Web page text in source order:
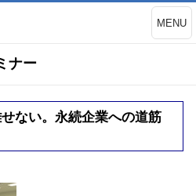
MENU
ナー
せない。永続企業への道筋